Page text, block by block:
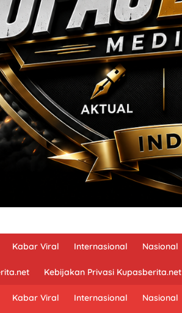
Kabar Viral Internasional Nasional
Kebijakan Privasi Kupasberita.net
Kabar Viral Internasional Nasional